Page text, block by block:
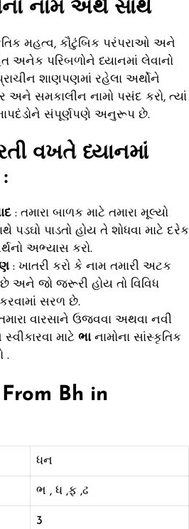
નામ અર્થ સાથે
મહત્વ, કૌટુંબિક પરંપરાઓ અને
અનેક પરિબળોને ધ્યાનમાં લેવાનો
શાણપણમાં રહેલા અર્થોને
અને સમકાલીન નામો પસંદ કરો, ત્યાં
સંપૂર્ણપણે અનુરૂપ છે.
વખતે ધ્યાનમાં
: તમારા બાળક માટે તમારા મૂલ્યો
પાડતો હોય તે શોધવા માટે દરેક
અભ્યાસ કરો.
: ખાતરી કરો કે નામ તમારી અટક
છે અને જો જરૂરી હોય તો વિવિધ
સરળ છે.
વારસાને ઉજવવા અથવા નવી
માટે ભાનામોના સાંસ્કૃતિક
.
Bh in
ધન
ભ , ધ ,ફ ,ઢ
3